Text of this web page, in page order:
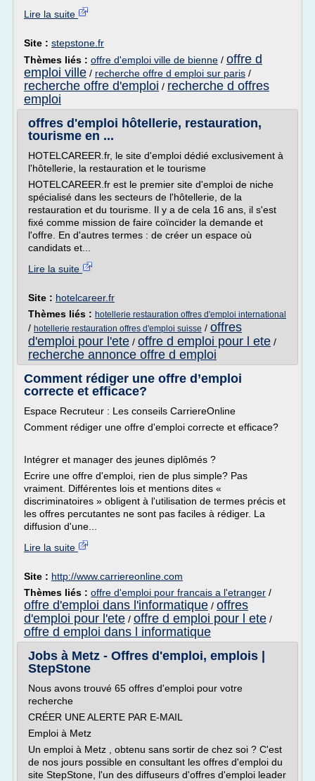
Lire la suite
Site : stepstone.fr
Thèmes liés : offre d'emploi ville de bienne / offre d
emploi ville / recherche offre d emploi sur paris /
recherche offre d'emploi / recherche d offres
emploi
offres d'emploi hôtellerie, restauration,
tourisme en ...
HOTELCAREER.fr, le site d'emploi dédié exclusivement à
l'hôtellerie, la restauration et le tourisme
HOTELCAREER.fr est le premier site d'emploi de niche
spécialisé dans les secteurs de l'hôtellerie, de la
restauration et du tourisme. Il y a de cela 16 ans, il s'est
fixé comme mission de faire coïncider la demande et
l'offre. En d'autres termes : de créer un espace où
candidats et...
Lire la suite
Site : hotelcareer.fr
Thèmes liés : hotellerie restauration offres d'emploi international
/ hotellerie restauration offres d'emploi suisse / offres
d'emploi pour l'ete / offre d emploi pour l ete /
recherche annonce offre d emploi
Comment rédiger une offre d’emploi
correcte et efficace?
Espace Recruteur : Les conseils CarriereOnline
Comment rédiger une offre d'emploi correcte et efficace?
Intégrer et manager des jeunes diplômés ?
Ecrire une offre d'emploi, rien de plus simple? Pas
vraiment. Différentes lois et mentions dites «
discriminatoires » obligent à l'utilisation de termes précis et
les offres percutantes ne sont pas faciles à rédiger. La
diffusion d'une...
Lire la suite
Site : http://www.carriereonline.com
Thèmes liés : offre d'emploi pour francais a l'etranger /
offre d'emploi dans l'informatique / offres
d'emploi pour l'ete / offre d emploi pour l ete /
offre d emploi dans l informatique
Jobs à Metz - Offres d'emploi, emplois |
StepStone
Nous avons trouvé 65 offres d'emploi pour votre
recherche
CRÉER UNE ALERTE PAR E-MAIL
Emploi à Metz
Un emploi à Metz , obtenu sans sortir de chez soi ? C'est
de nos jours possible en consultant les offres d'emploi du
site StepStone, l'un des diffuseurs d'offres d'emploi leader